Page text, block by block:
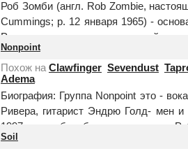
Роб Зомби (англ. Rob Zombie,
Cummings; р. 12 января 1965) -
Распустил группу после первой
Читать целиком
Nonpoint
Похож на Clawfinger Sevendust
Adema
Биография: Группа Nonpoint это -
Ривера, гитарист Эндрю Голд- мен
1997 году барабанщику группы
создани...
Soil